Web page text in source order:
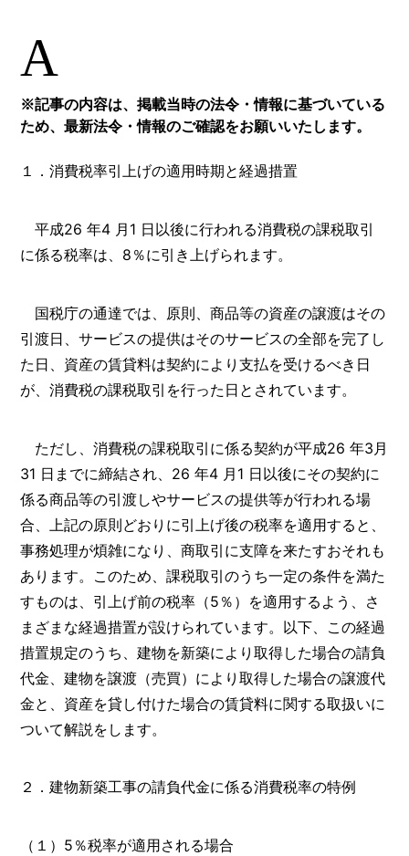
A
※記事の内容は、掲載当時の法令・情報に基づいている
ため、最新法令・情報のご確認をお願いいたします。
１．消費税率引上げの適用時期と経過措置
平成26 年4 月1 日以後に行われる消費税の課税取引
に係る税率は、8％に引き上げられます。
国税庁の通達では、原則、商品等の資産の譲渡はその
引渡日、サービスの提供はそのサービスの全部を完了し
た日、資産の賃貸料は契約により支払を受けるべき日
が、消費税の課税取引を行った日とされています。
ただし、消費税の課税取引に係る契約が平成26 年3月
31 日までに締結され、26 年4 月1 日以後にその契約に
係る商品等の引渡しやサービスの提供等が行われる場
合、上記の原則どおりに引上げ後の税率を適用すると、
事務処理が煩雑になり、商取引に支障を来たすおそれも
あります。このため、課税取引のうち一定の条件を満た
すものは、引上げ前の税率（5％）を適用するよう、さ
まざまな経過措置が設けられています。以下、この経過
措置規定のうち、建物を新築により取得した場合の請負
代金、建物を譲渡（売買）により取得した場合の譲渡代
金と、資産を貸し付けた場合の賃貸料に関する取扱いに
ついて解説をします。
２．建物新築工事の請負代金に係る消費税率の特例
（１）5％税率が適用される場合